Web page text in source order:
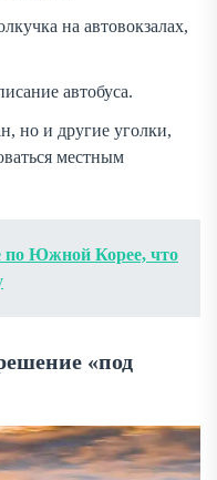
на автовокзалах,
автобуса.
но и другие уголки,
местным
по Южной Корее, что
«под